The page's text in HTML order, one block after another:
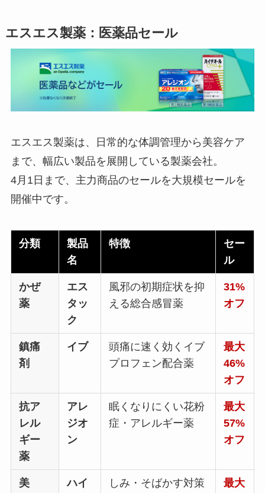
エスエス製薬：医薬品セール
エスエス製薬は、日常的な体調管理から美容ケア
まで、幅広い製品を展開している製薬会社。
4月1日まで、主力商品のセールを大規模セールを
開催中です。
分類
製品
名
特徴
セー
ル
かぜ
薬
エス
タッ
ク
風邪の初期症状を抑
える総合感冒薬
31%
オフ
鎮痛
剤
イブ
頭痛に速く効くイブ
プロフェン配合薬
最大
46%
オフ
抗ア
レル
ギー
薬
アレ
ジオ
ン
眠くなりにくい花粉
症・アレルギー薬
最大
57%
オフ
美 ハイ しみ・そばかす対策 最大